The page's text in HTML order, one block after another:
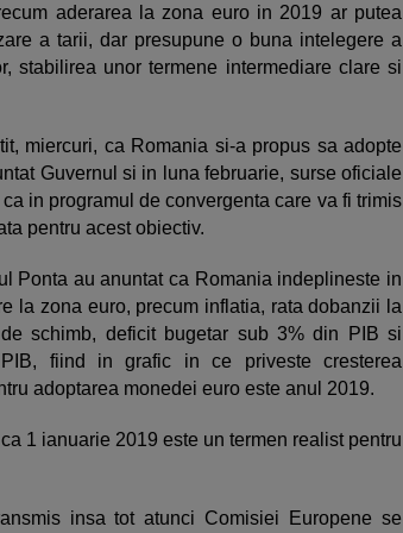
aderarea la zona euro in 2019 ar putea
a tarii, dar presupune o buna intelegere a
stabilirea unor termene intermediare clare si
miercuri, ca Romania si-a propus sa adopte
Guvernul si in luna februarie, surse oficiale
in programul de convergenta care va fi trimis
pentru acest obiectiv.
Ponta au anuntat ca Romania indeplineste in
la zona euro, precum inflatia, rata dobanzii la
schimb, deficit bugetar sub 3% din PIB si
fiind in grafic in ce priveste cresterea
adoptarea monedei euro este anul 2019.
1 ianuarie 2019 este un termen realist pentru
insa tot atunci Comisiei Europene se